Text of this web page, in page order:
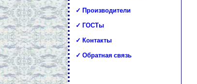
✓ Производители
✓ ГОСТы
✓ Контакты
✓ Обратная связь